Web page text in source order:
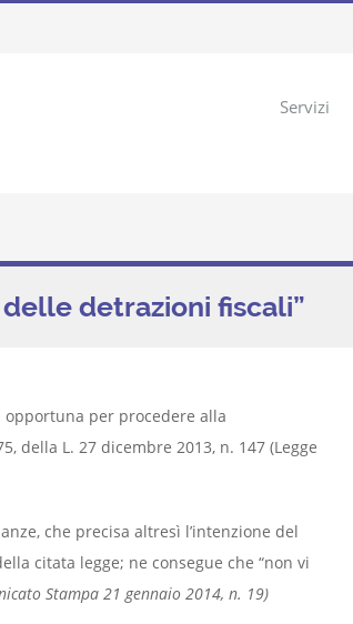
Servizi
detrazioni fiscali”
opportuna per procedere alla
della L. 27 dicembre 2013, n. 147 (Legge
che precisa altresì l’intenzione del
citata legge; ne consegue che “non vi
Stampa 21 gennaio 2014, n. 19)